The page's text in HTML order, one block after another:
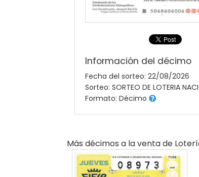
Información del décimo
Fecha del sorteo: 22/08/2026
Sorteo: SORTEO DE LOTERIA
Formato: Décimo
Más décimos a la venta de